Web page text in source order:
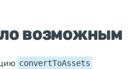
возможным
convertToAssets